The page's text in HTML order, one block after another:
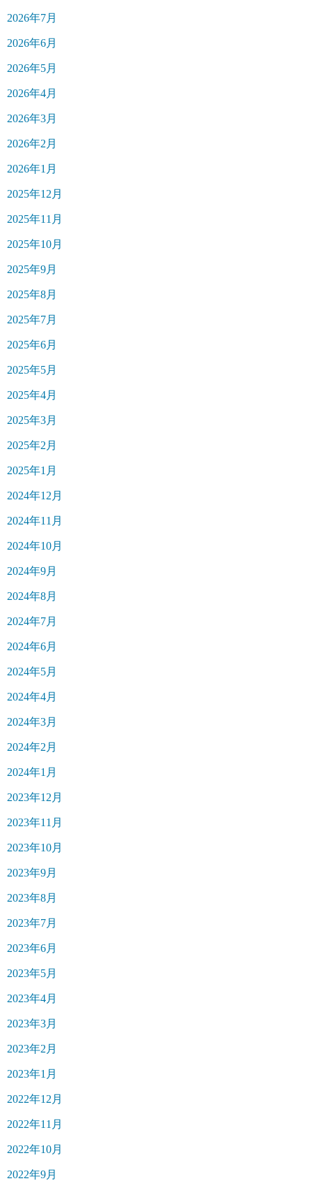
2026年7月
2026年6月
2026年5月
2026年4月
2026年3月
2026年2月
2026年1月
2025年12月
2025年11月
2025年10月
2025年9月
2025年8月
2025年7月
2025年6月
2025年5月
2025年4月
2025年3月
2025年2月
2025年1月
2024年12月
2024年11月
2024年10月
2024年9月
2024年8月
2024年7月
2024年6月
2024年5月
2024年4月
2024年3月
2024年2月
2024年1月
2023年12月
2023年11月
2023年10月
2023年9月
2023年8月
2023年7月
2023年6月
2023年5月
2023年4月
2023年3月
2023年2月
2023年1月
2022年12月
2022年11月
2022年10月
2022年9月